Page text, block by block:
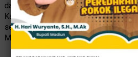
dan Kesra, KaDPMD, Kadis Perkim,
Kabag Tata Pemerintahan dan
sebagaimana diinformasikan oleh
Magetan.(KR-FEB/AS)